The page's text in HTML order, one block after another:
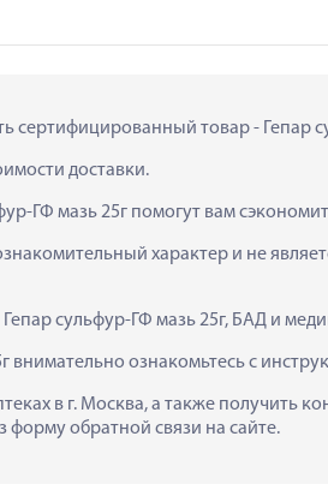
сертифицированный товар - Гепар
доставки.
ГФ мазь 25г помогут вам
характер и не
сульфур-ГФ мазь 25г, БАД и
внимательно ознакомьтесь с
в г. Москва, а также
форму обратной связи на сайте.